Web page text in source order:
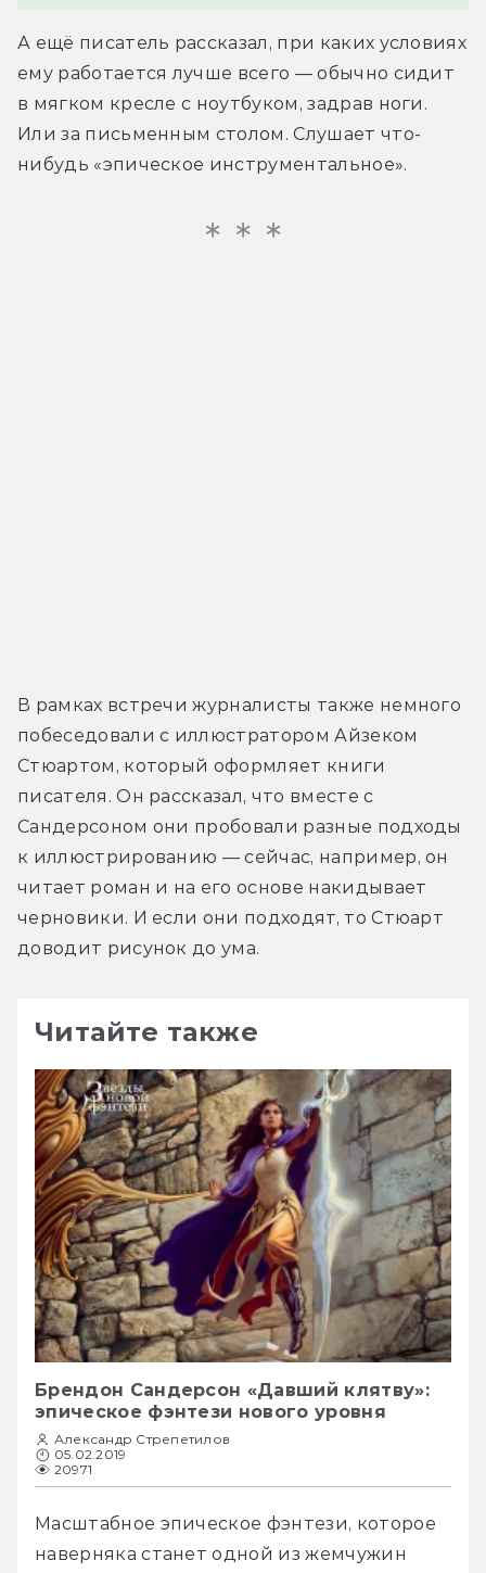
А ещё писатель рассказал, при каких условиях
ему работается лучше всего — обычно сидит
в мягком кресле с ноутбуком, задрав ноги.
Или за письменным столом. Слушает что-
нибудь «эпическое инструментальное».
В рамках встречи журналисты также немного
побеседовали с иллюстратором Айзеком
Стюартом, который оформляет книги
писателя. Он рассказал, что вместе с
Сандерсоном они пробовали разные подходы
к иллюстрированию — сейчас, например, он
читает роман и на его основе накидывает
черновики. И если они подходят, то Стюарт
доводит рисунок до ума.
Читайте также
Брендон Сандерсон «Давший клятву»:
эпическое фэнтези нового уровня
Александр Стрепетилов
05.02.2019
20971
Масштабное эпическое фэнтези, которое
наверняка станет одной из жемчужин